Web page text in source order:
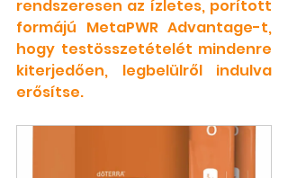
rendszeresen az ízletes, porított
formájú MetaPWR Advantage-t,
hogy testösszetételét mindenre
kiterjedően, legbelülről indulva
erősítse.